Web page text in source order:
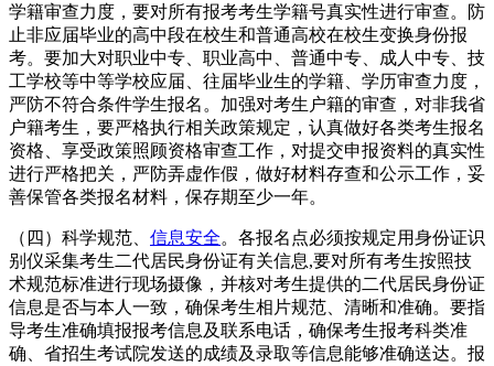
学籍审查力度，要对所有报考考生学籍号真实性进行审查。防
止非应届毕业的高中段在校生和普通高校在校生变换身份报
考。要加大对职业中专、职业高中、普通中专、成人中专、技
工学校等中等学校应届、往届毕业生的学籍、学历审查力度，
严防不符合条件学生报名。加强对考生户籍的审查，对非我省
户籍考生，要严格执行相关政策规定，认真做好各类考生报名
资格、享受政策照顾资格审查工作，对提交申报资料的真实性
进行严格把关，严防弄虚作假，做好材料存查和公示工作，妥
善保管各类报名材料，保存期至少一年。
（四）科学规范、 信息安全。各报名点必须按规定用身份证识
别仪采集考生二代居民身份证有关信息,要对所有考生按照技
术规范标准进行现场摄像，并核对考生提供的二代居民身份证
信息是否与本人一致，确保考生相片规范、清晰和准确。要指
导考生准确填报报考信息及联系电话，确保考生报考科类准
确、省招生考试院发送的成绩及录取等信息能够准确送达。报